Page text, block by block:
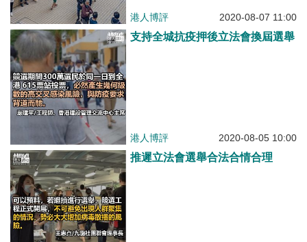
港人博評 2020-08-07 11:00
支持全城抗疫押後立法會換屆選舉
港人博評 2020-08-05 10:00
推遲立法會選舉合法合情合理